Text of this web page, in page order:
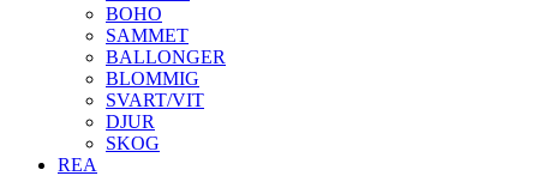
BOHO
SAMMET
BALLONGER
BLOMMIG
SVART/VIT
DJUR
SKOG
REA